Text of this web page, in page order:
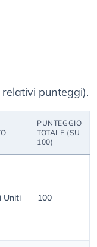
punteggi).
PUNTEGGIO
TOTALE (SU
100)
Uniti 100